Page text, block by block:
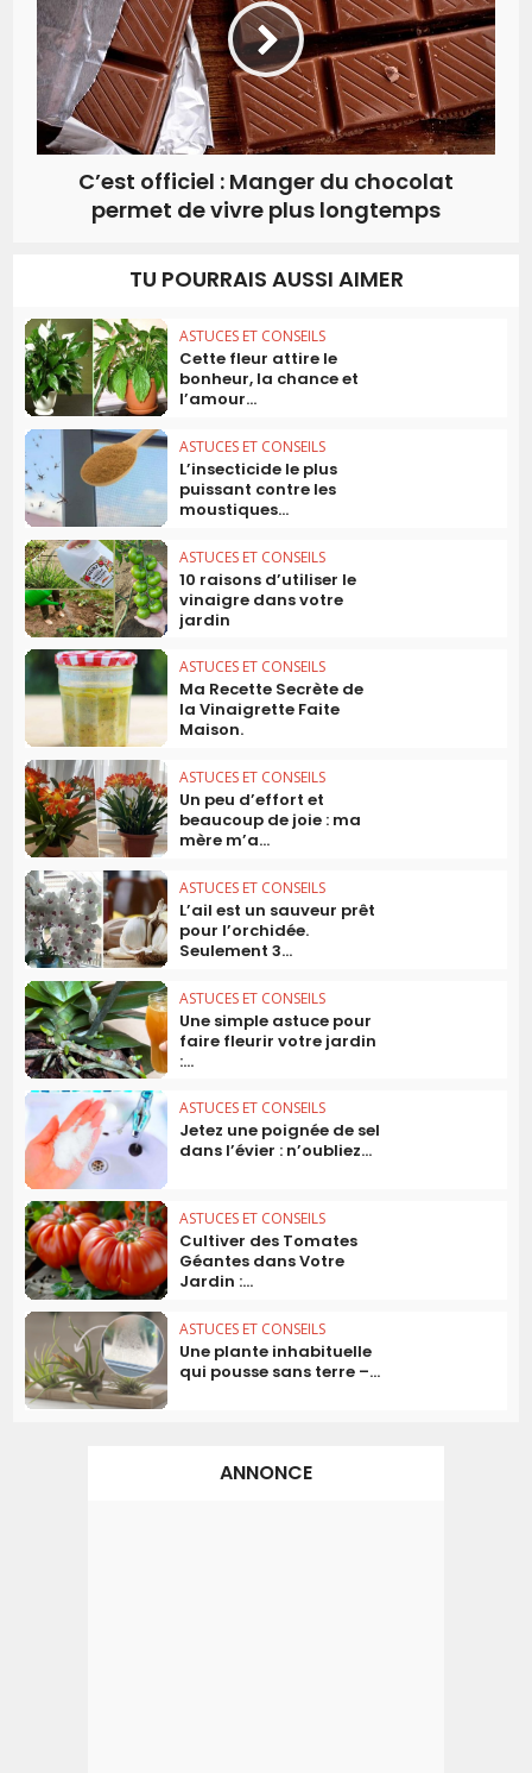
C’est officiel : Manger du chocolat
permet de vivre plus longtemps
TU POURRAIS AUSSI AIMER
ASTUCES ET CONSEILS
Cette fleur attire le
bonheur, la chance et
l’amour...
ASTUCES ET CONSEILS
L’insecticide le plus
puissant contre les
moustiques...
ASTUCES ET CONSEILS
10 raisons d’utiliser le
vinaigre dans votre
jardin
ASTUCES ET CONSEILS
Ma Recette Secrète de
la Vinaigrette Faite
Maison.
ASTUCES ET CONSEILS
Un peu d’effort et
beaucoup de joie : ma
mère m’a...
ASTUCES ET CONSEILS
L’ail est un sauveur prêt
pour l’orchidée.
Seulement 3...
ASTUCES ET CONSEILS
Une simple astuce pour
faire fleurir votre jardin
:...
ASTUCES ET CONSEILS
Jetez une poignée de sel
dans l’évier : n’oubliez...
ASTUCES ET CONSEILS
Cultiver des Tomates
Géantes dans Votre
Jardin :...
ASTUCES ET CONSEILS
Une plante inhabituelle
qui pousse sans terre –...
ANNONCE